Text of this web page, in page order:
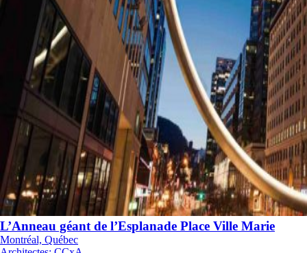
L’Anneau géant de l’Esplanade Place Ville Marie
Montréal, Québec